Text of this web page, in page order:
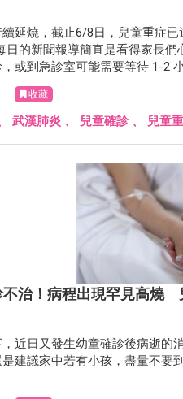
延燒，截止6/8日，兒童重症
日的新聞報導簡直是看得家長
或到急診室可能需要等待 1-2
整理了五個確診新冠肺炎後，家
收藏
武漢肺炎 、 兒童確診 、 兒童
治！病程出現罕見高燒
近日又發生幼童確診後病逝的
建議家中若有小孩，盡量不要